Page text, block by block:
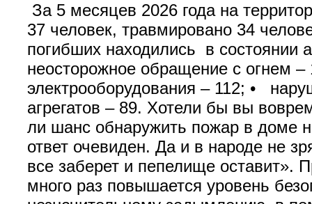
За 5 месяцев 2026 года на
37 человек, травмировано 34
погибших находились в состоянии
неосторожное обращение с огнем
электрооборудования – 112; •
агрегатов – 89. Хотели бы вы
ли шанс обнаружить пожар в доме
ответ очевиден. Да и в народе не
все заберет и пепелище оставит».
много раз повышается уровень